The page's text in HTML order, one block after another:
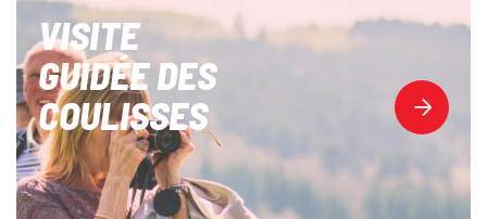
VISITE
GUIDÉE DES
COULISSES